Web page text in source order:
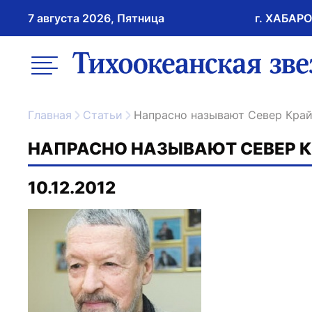
7 августа 2026, Пятница г.
меню ссылка на
Главная Статьи Напрасно называют Север
НАПРАСНО НАЗЫВАЮТ СЕВЕР
10.12.2012